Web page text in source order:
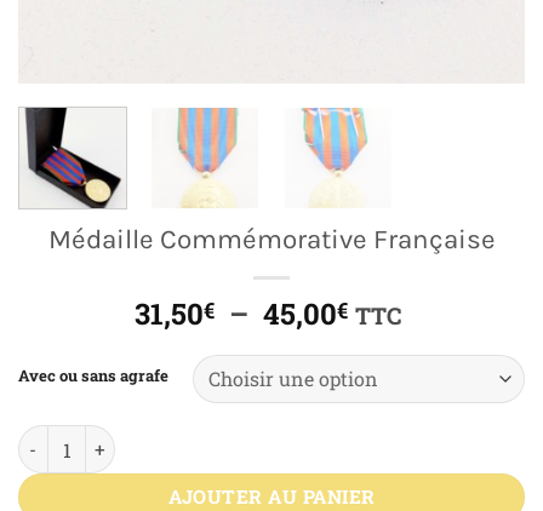
Médaille Commémorative Française
31,50€ – 45,00€Plage
prix :
31,50€
TTC
Avec ou sans agrafe
quantité de Médaille Commémorative Française
AJOUTER AU PANIER